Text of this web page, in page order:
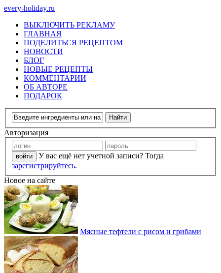
every-holiday.ru
ВЫКЛЮЧИТЬ РЕКЛАМУ
ГЛАВНАЯ
ПОДЕЛИТЬСЯ РЕЦЕПТОМ
НОВОСТИ
БЛОГ
НОВЫЕ РЕЦЕПТЫ
КОММЕНТАРИИ
ОБ АВТОРЕ
ПОДАРОК
Авторизация
У вас ещё нет учетной записи? Тогда
зарегистрируйтесь.
Новое на сайте
Мясные тефтели с рисом и грибами